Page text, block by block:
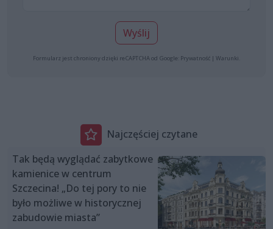
Wyślij
Formularz jest chroniony dzięki reCAPTCHA od Google: Prywatność | Warunki
Najczęściej czytane
Tak będą wyglądać zabytkowe
kamienice w centrum
Szczecina! „Do tej pory to nie
było możliwe w historycznej
zabudowie miasta”